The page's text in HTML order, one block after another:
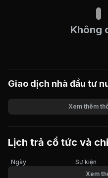
Không
Giao dịch nhà đầu tư
Giá trị giao dịch
Xem thêm
Lịch trả cổ tức và
Ngày
Sự kiện
Xem